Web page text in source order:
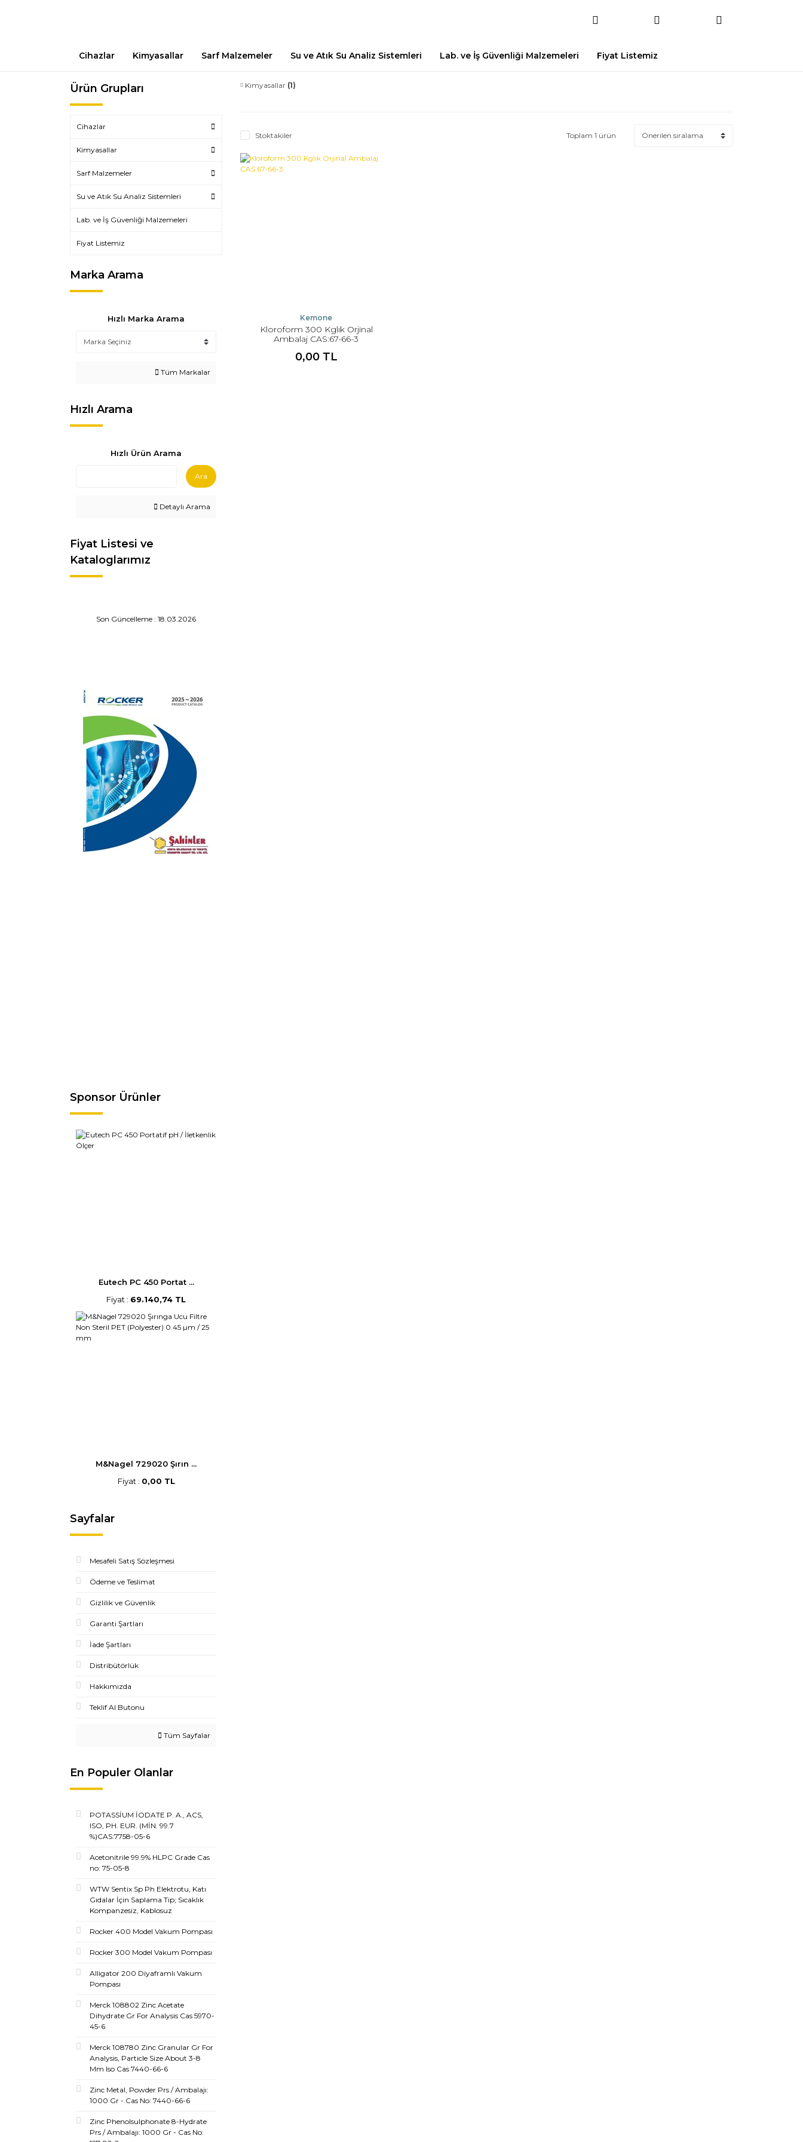
Cihazlar Kimyasallar Sarf Malzemeler Su ve Atık Su Analiz Sistemleri Lab. ve İş Güvenliği Malzemeleri Fiyat Listemiz
Ürün Grupları
Cihazlar
Kimyasallar
Sarf Malzemeler
Su ve Atık Su Analiz Sistemleri
Lab. ve İş Güvenliği Malzemeleri
Fiyat Listemiz
Marka Arama
Hızlı Marka Arama
Tüm Markalar
Hızlı Arama
Hızlı Ürün Arama
Ara
Detaylı Arama
Fiyat Listesi ve
Kataloglarımız
Son Güncelleme : 18.03.2026
Sponsor Ürünler
Eutech PC 450 Portat ...
Fiyat : 69.140,74 TL
M&Nagel 729020 Şırın ...
Fiyat : 0,00 TL
Sayfalar
Mesafeli Satış Sözleşmesi
Ödeme ve Teslimat
Gizlilik ve Güvenlik
Garanti Şartları
İade Şartları
Distribütörlük
Hakkımızda
Teklif Al Butonu
Tüm Sayfalar
En Populer Olanlar
POTASSİUM İODATE P. A., ACS,
ISO, PH. EUR. (MİN. 99.7
%)CAS:7758-05-6
Acetonitrile 99.9% HLPC Grade Cas
no: 75-05-8
WTW Sentix Sp Ph Elektrotu, Katı
Gıdalar İçin Saplama Tip; Sıcaklık
Kompanzesiz, Kablosuz
Rocker 400 Model Vakum Pompası
Rocker 300 Model Vakum Pompası
Alligator 200 Diyaframlı Vakum
Pompası
Merck 108802 Zinc Acetate
Dihydrate Gr For Analysis Cas 5970-
45-6
Merck 108780 Zinc Granular Gr For
Analysis, Particle Size About 3-8
Mm Iso Cas 7440-66-6
Zinc Metal, Powder Prs / Ambalajı:
1000 Gr - Cas No: 7440-66-6
Zinc Phenolsulphonate 8-Hydrate
Prs / Ambalajı: 1000 Gr - Cas No:
Kimyasallar (1)
Stoktakiler Toplam 1 ürün
Kemone
Kloroform 300 Kglık Orjinal
Ambalaj CAS:67-66-3
0,00 TL